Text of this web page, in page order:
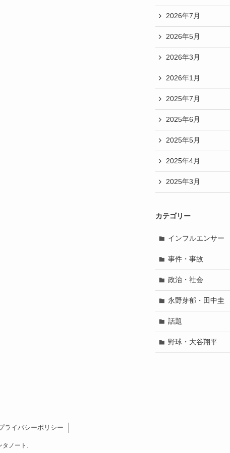
2026年7月
2026年5月
2026年3月
2026年1月
2025年7月
2025年6月
2025年5月
2025年4月
2025年3月
カテゴリー
インフルエンサー
事件・事故
政治・社会
永野芽郁・田中圭
話題
野球・大谷翔平
ライバシーポリシー
ノート.